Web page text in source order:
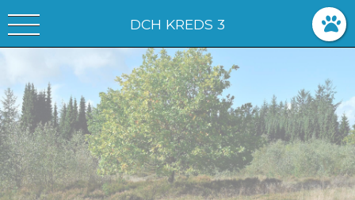
DCH KREDS 3